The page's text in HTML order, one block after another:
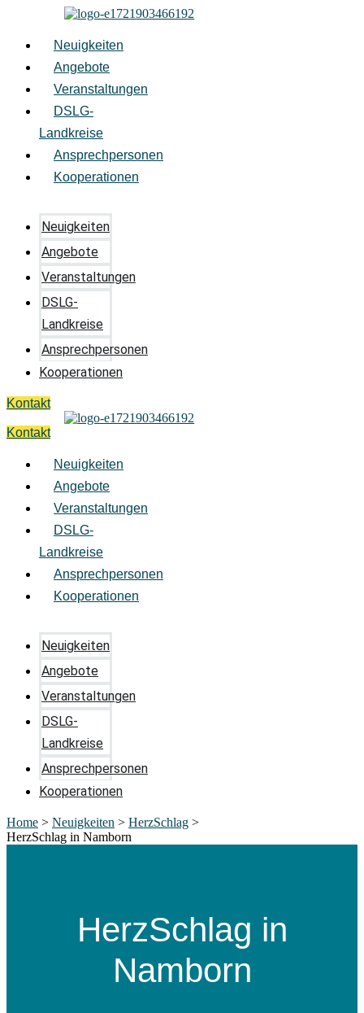
springen
Neuigkeiten
Angebote
Veranstaltungen
DSLG-
Landkreise
Ansprechpersonen
Kooperationen
Neuigkeiten
Angebote
Veranstaltungen
DSLG-
Landkreise
Ansprechpersonen
Kooperationen
Kontakt
Kontakt
Neuigkeiten
Angebote
Veranstaltungen
DSLG-
Landkreise
Ansprechpersonen
Kooperationen
Neuigkeiten
Angebote
Veranstaltungen
DSLG-
Landkreise
Ansprechpersonen
Kooperationen
Home > Neuigkeiten > HerzSchlag >
HerzSchlag in Namborn
HerzSchlag in
Namborn